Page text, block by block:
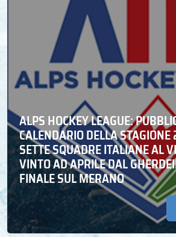
ALPS HOCKEY LEAGUE:
CALENDARIO DELLA
SETTE SQUADRE ITALIANE AL
VINTO AD APRILE DAL
FINALE SUL MERANO